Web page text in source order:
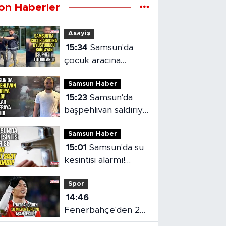
Haberler
Asayiş
15:34 Samsun'da
çocuk aracına
uyuşturucu saklayan
şüpheli tutuklandı
Samsun Haber
15:23 Samsun'da
başpehlivan saldırıya
uğradı!
Samsun Haber
15:01 Samsun'da su
kesintisi alarmı!
SASKİ saat verdi
Spor
14:46
Fenerbahçe'den 20
milyon euro'yu aşan